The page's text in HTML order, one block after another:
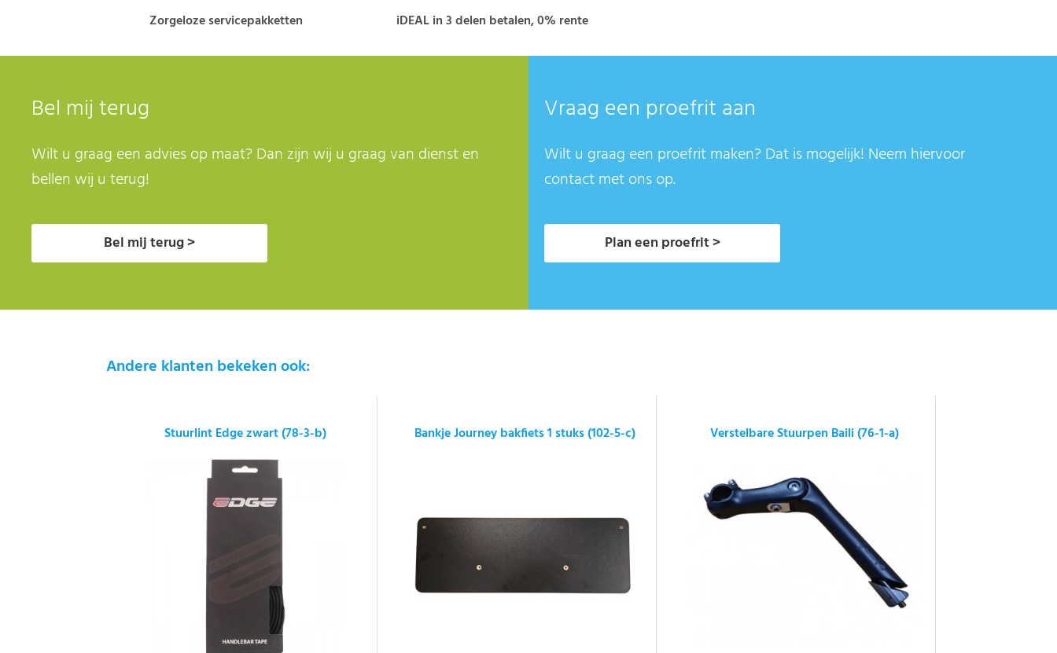
Zorgeloze servicepakketten
iDEAL in 3 delen betalen, 0% rente
Bel mij terug
Wilt u graag een advies op maat? Dan zijn wij u graag van dienst en
bellen wij u terug!
Bel mij terug >
Vraag een proefrit aan
Wilt u graag een proefrit maken? Dat is mogelijk! Neem hiervoor
contact met ons op.
Plan een proefrit >
Andere klanten bekeken ook:
Stuurlint Edge zwart (78-3-b) Bankje Journey bakfiets 1 stuks (102-5-c) Verstelbare Stuurpen Baili (76-1-a)